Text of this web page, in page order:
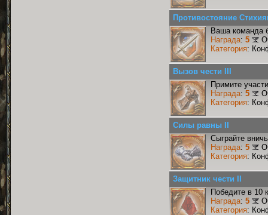
Противостояние
Ваша команда
Награда: 5
Категория:
Вызов чести III
Примите
Награда: 5
Категория:
Силы равны II
Сыграйте
Награда: 5
Категория:
Защитник чести II
Победите в 10
Награда: 5
Категория: